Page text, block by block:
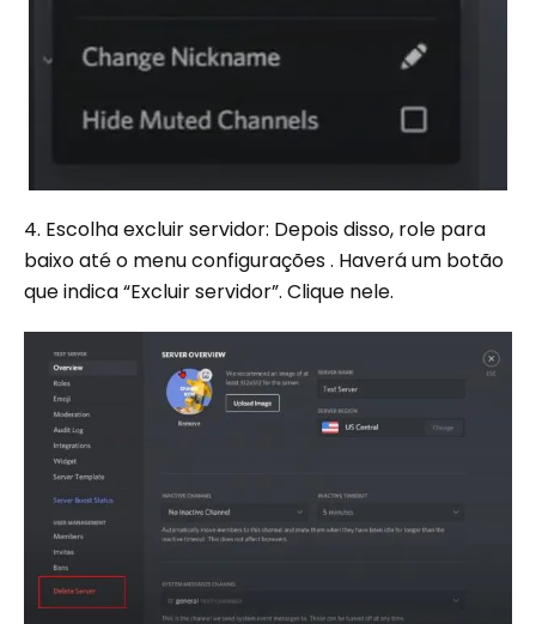
4. Escolha excluir servidor: Depois disso, role para
baixo até o menu configurações . Haverá um botão
que indica “Excluir servidor”. Clique nele.